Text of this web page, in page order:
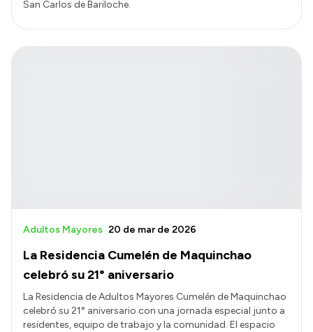
San Carlos de Bariloche.
La Residencia Cumelén de Maquinchao
celebró su 21° aniversario
Adultos Mayores 20 de mar de 2026
La Residencia de Adultos Mayores Cumelén de Maquinchao
celebró su 21° aniversario con una jornada especial junto a
residentes, equipo de trabajo y la comunidad. El espacio